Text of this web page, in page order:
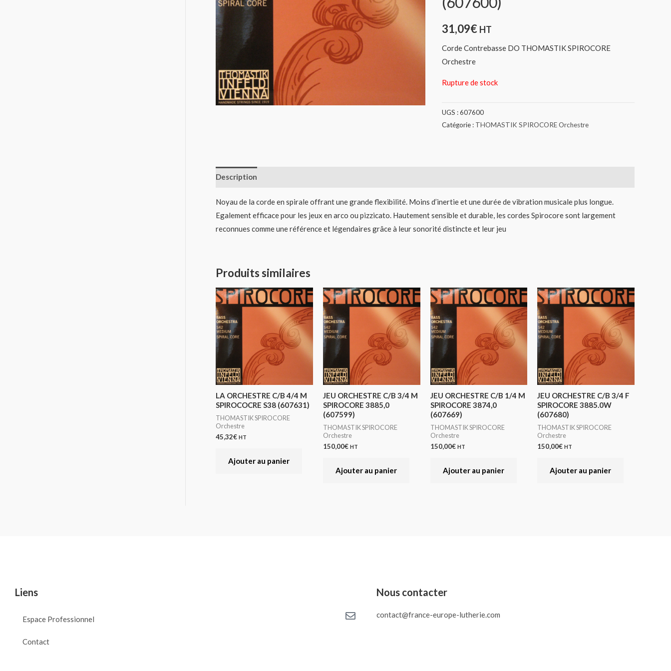
31,09€ HT
Corde Contrebasse DO THOMASTIK SPIROCORE
Orchestre
Rupture de stock
UGS :607600
Catégorie : THOMASTIK SPIROCORE Orchestre
Description
Noyau de la corde en spirale offrant une grande flexibilité. Moins d’inertie et une durée de vibration musicale plus longue.
Egalement efficace pour les jeux en arco ou pizzicato. Hautement sensible et durable, les cordes Spirocore sont largement
reconnues comme une référence et légendaires grâce à leur sonorité distincte et leur jeu
Produits similaires
LA ORCHESTRE C/B 4/4 M
SPIROCOCRE S38 (607631)
THOMASTIK SPIROCORE
Orchestre
45,32€ HT
Ajouter au panier
JEU ORCHESTRE C/B 3/4 M
SPIROCORE 3885,0
(607599)
THOMASTIK SPIROCORE
Orchestre
150,00€ HT
Ajouter au panier
JEU ORCHESTRE C/B 1/4 M
SPIROCORE 3874,0
(607669)
THOMASTIK SPIROCORE
Orchestre
150,00€ HT
Ajouter au panier
JEU ORCHESTRE C/B 3/4 F
SPIROCORE 3885.0W
(607680)
THOMASTIK SPIROCORE
Orchestre
150,00€ HT
Ajouter au panier
Liens
Espace Professionnel
Contact
Nous contacter
contact@france-europe-lutherie.com